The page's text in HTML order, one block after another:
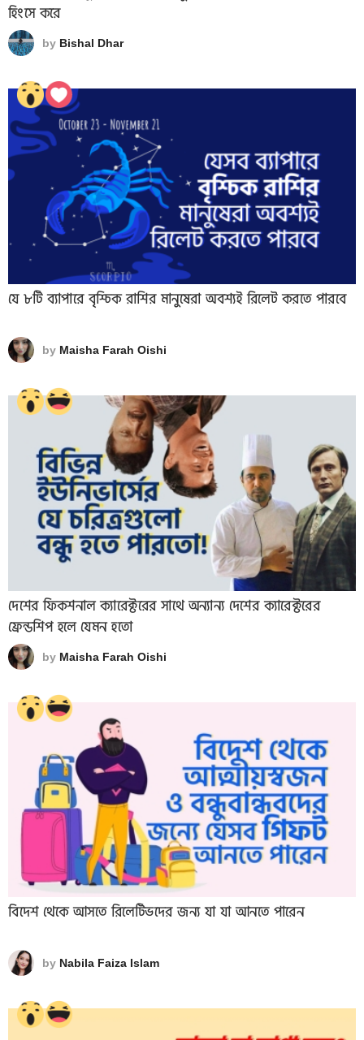
হিংসে করে
by Bishal Dhar
যে ৮টি ব্যাপারে বৃশ্চিক রাশির মানুষেরা অবশ্যই রিলেট করতে পারবে
by Maisha Farah Oishi
দেশের ফিকশনাল ক্যারেক্টরের সাথে অন্যান্য দেশের ক্যারেক্টরের
ফ্রেন্ডশিপ হলে যেমন হতো
by Maisha Farah Oishi
বিদেশ থেকে আসতে রিলেটিভদের জন্য যা যা আনতে পারেন
by Nabila Faiza Islam